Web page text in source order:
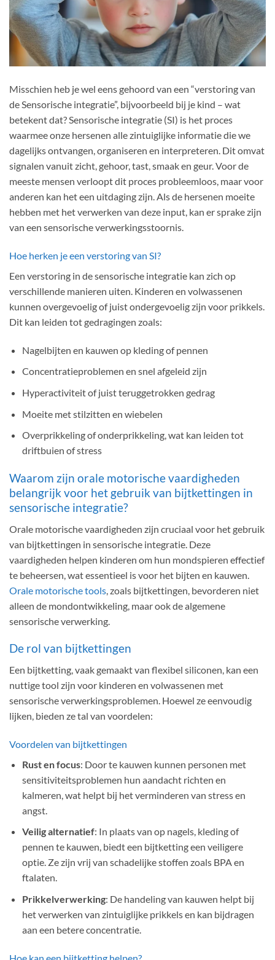
Misschien heb je wel eens gehoord van een “verstoring van
de Sensorische integratie”, bijvoorbeeld bij je kind – wat
betekent dat? Sensorische integratie (SI) is het proces
waarmee onze hersenen alle zintuiglijke informatie die we
dagelijks ontvangen, organiseren en interpreteren. Dit omvat
signalen vanuit zicht, gehoor, tast, smaak en geur. Voor de
meeste mensen verloopt dit proces probleemloos, maar voor
anderen kan het een uitdaging zijn. Als de hersenen moeite
hebben met het verwerken van deze input, kan er sprake zijn
van een sensorische verwerkingsstoornis.
Hoe herken je een verstoring van SI?
Een verstoring in de sensorische integratie kan zich op
verschillende manieren uiten. Kinderen en volwassenen
kunnen overgevoelig of juist ondergevoelig zijn voor prikkels.
Dit kan leiden tot gedragingen zoals:
Nagelbijten en kauwen op kleding of pennen
Concentratieproblemen en snel afgeleid zijn
Hyperactiviteit of juist teruggetrokken gedrag
Moeite met stilzitten en wiebelen
Overprikkeling of onderprikkeling, wat kan leiden tot
driftbuien of stress
Waarom zijn orale motorische vaardigheden
belangrijk voor het gebruik van bijtkettingen in
sensorische integratie?
Orale motorische vaardigheden zijn cruciaal voor het gebruik
van bijtkettingen in sensorische integratie. Deze
vaardigheden helpen kinderen om hun mondspieren effectief
te beheersen, wat essentieel is voor het bijten en kauwen.
Orale motorische tools , zoals bijtkettingen, bevorderen niet
alleen de mondontwikkeling, maar ook de algemene
sensorische verwerking.
De rol van bijtkettingen
Een bijtketting, vaak gemaakt van flexibel siliconen, kan een
nuttige tool zijn voor kinderen en volwassenen met
sensorische verwerkingsproblemen. Hoewel ze eenvoudig
lijken, bieden ze tal van voordelen:
Voordelen van bijtkettingen
Rust en focus: Door te kauwen kunnen personen met
sensitiviteitsproblemen hun aandacht richten en
kalmeren, wat helpt bij het verminderen van stress en
angst.
Veilig alternatief: In plaats van op nagels, kleding of
pennen te kauwen, biedt een bijtketting een veiligere
optie. Ze zijn vrij van schadelijke stoffen zoals BPA en
ftalaten.
Prikkelverwerking: De handeling van kauwen helpt bij
het verwerken van zintuiglijke prikkels en kan bijdragen
aan een betere concentratie.